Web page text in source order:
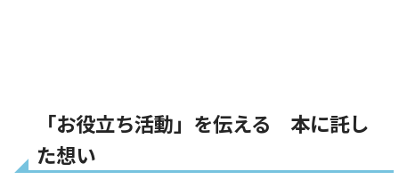
「お役立ち活動」を伝える 本に託し
た想い